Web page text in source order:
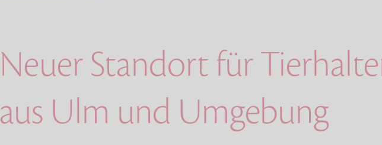
Neuer Standort für
aus Ulm und Umgebung